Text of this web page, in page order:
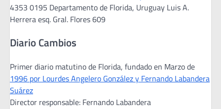
4353 0195 Departamento de Florida, Uruguay Luis A.
Herrera esq. Gral. Flores 609
Diario Cambios
Primer diario matutino de Florida, fundado en Marzo de
1996 por Lourdes Angelero González y Fernando Labandera
Suárez
Director responsable: Fernando Labandera